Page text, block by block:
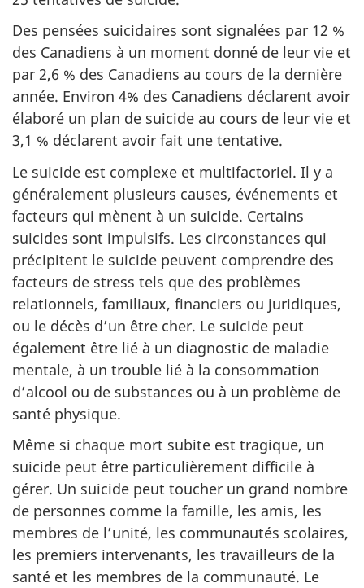
Des pensées suicidaires sont signalées par 12 %
des Canadiens à un moment donné de leur vie et
par 2,6 % des Canadiens au cours de la dernière
année. Environ 4% des Canadiens déclarent avoir
élaboré un plan de suicide au cours de leur vie et
3,1 % déclarent avoir fait une tentative.
Le suicide est complexe et multifactoriel. Il y a
généralement plusieurs causes, événements et
facteurs qui mènent à un suicide. Certains
suicides sont impulsifs. Les circonstances qui
précipitent le suicide peuvent comprendre des
facteurs de stress tels que des problèmes
relationnels, familiaux, financiers ou juridiques,
ou le décès d’un être cher. Le suicide peut
également être lié à un diagnostic de maladie
mentale, à un trouble lié à la consommation
d’alcool ou de substances ou à un problème de
santé physique.
Même si chaque mort subite est tragique, un
suicide peut être particulièrement difficile à
gérer. Un suicide peut toucher un grand nombre
de personnes comme la famille, les amis, les
membres de l’unité, les communautés scolaires,
les premiers intervenants, les travailleurs de la
santé et les membres de la communauté. Le